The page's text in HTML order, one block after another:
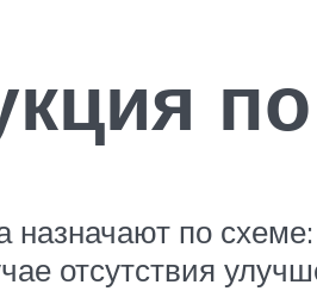
назначают по
отсутствия